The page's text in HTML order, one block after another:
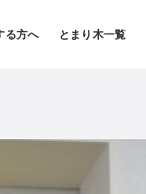
る方へ とまり木一覧